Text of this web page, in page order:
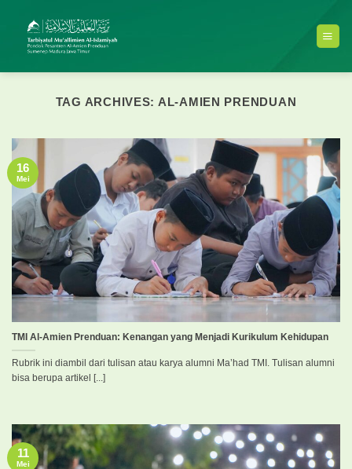
content
TAG ARCHIVES: AL-AMIEN PRENDUAN
TMI Al-Amien Prenduan: Kenangan yang Menjadi Kurikulum Kehidupan
Rubrik ini diambil dari tulisan atau karya alumni Ma’had TMI. Tulisan alumni
bisa berupa artikel [...]
16
Mei
11
Mei